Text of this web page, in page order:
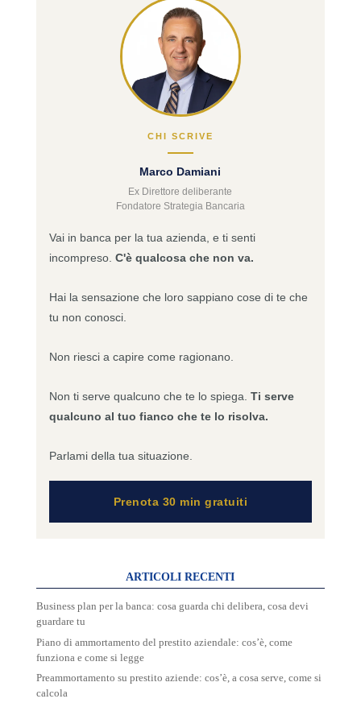
CHI SCRIVE
Marco Damiani
Ex Direttore deliberante
Fondatore Strategia Bancaria
Vai in banca per la tua azienda, e ti senti
incompreso. C'è qualcosa che non va.
Hai la sensazione che loro sappiano cose di te che
tu non conosci.
Non riesci a capire come ragionano.
Non ti serve qualcuno che te lo spiega. Ti serve
qualcuno al tuo fianco che te lo risolva.
Parlami della tua situazione.
Prenota 30 min gratuiti
ARTICOLI RECENTI
Business plan per la banca: cosa guarda chi delibera, cosa devi
guardare tu
Piano di ammortamento del prestito aziendale: cos’è, come
funziona e come si legge
Preammortamento su prestito aziende: cos’è, a cosa serve, come si
calcola